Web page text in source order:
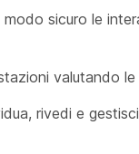
sicuro le
valutando
rivedi e